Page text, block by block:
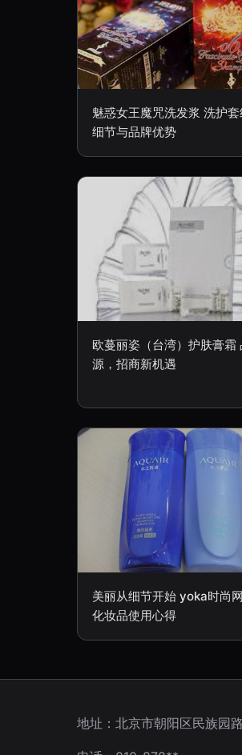
魅惑女王魔咒洗发浆 洗护
细节与品牌优势
欧蔓丽姿（台湾）护肤膏霜
源，招商新机遇
美丽从细节开始 yoka时尚
化妆品使用心得
地址：北京市朝阳区民族园